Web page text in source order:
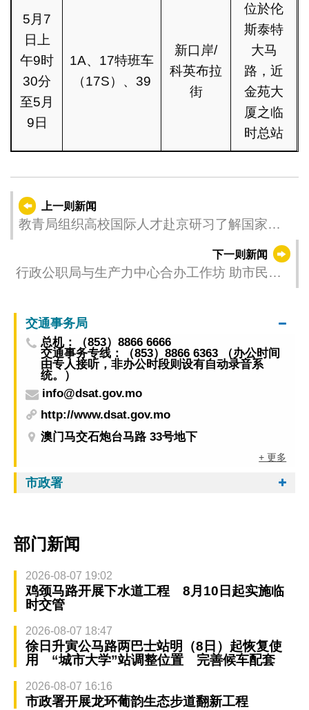
5月7
日上
午9时
30分
至5月
9日
1A、17特班车
（17S）、39
新口岸/
科英布拉
街
位於伦
斯泰特
大马
路，近
金苑大
厦之临
时总站
上一则新闻
教青局组织高校国际人才赴京研习了解国家发
下一则新闻
行政公职局与生产力中心合办工作坊 助市民掌
交通事务局
总机：（853）8866 6666
交通事务专线：（853）8866 6363 （办公时间
由专人接听，非办公时段则设有自动录音系
统。）
info@dsat.gov.mo
http://www.dsat.gov.mo
澳门马交石炮台马路 33号地下
+ 更多
市政署
部门新闻
2026-08-07 19:02
鸡颈马路开展下水道工程 8月10日起实施临
时交管
2026-08-07 18:47
徐日升寅公马路两巴士站明（8日）起恢复使
用 “城市大学”站调整位置 完善候车配套
2026-08-07 16:16
市政署开展龙环葡韵生态步道翻新工程